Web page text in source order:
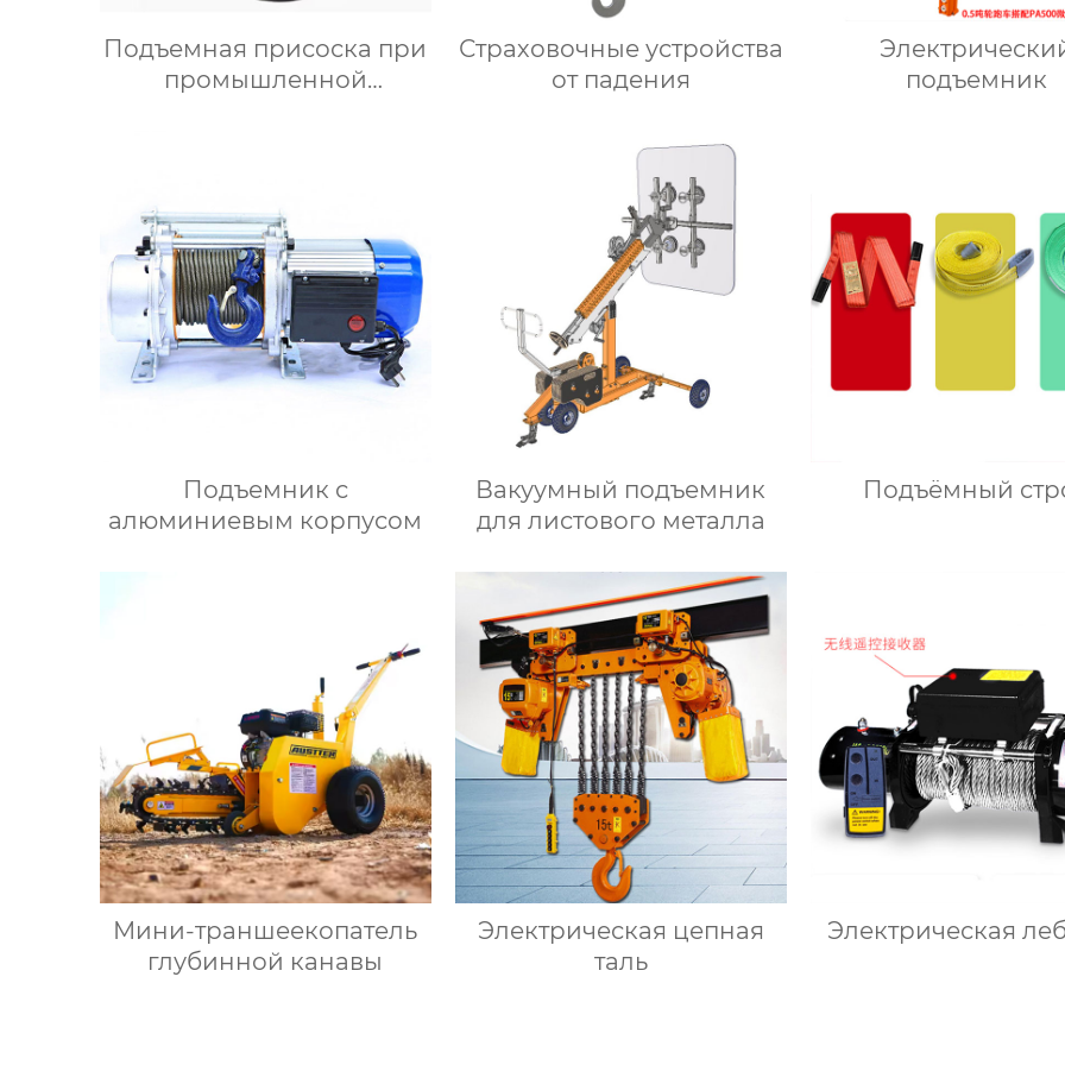
Подъемная присоска при
промышленной
Страховочные устройства
от падения
подъемник
Подъемник с
алюминиевым корпусом
Вакуумный подъемник
для листового металла
Подъёмный
Мини-траншеекопатель
глубинной канавы
Электрическая цепная
таль
Электрическая